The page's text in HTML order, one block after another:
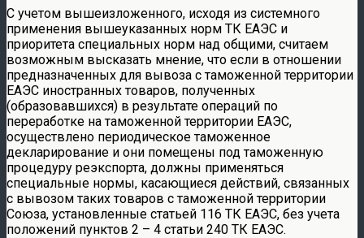
С учетом вышеизложенного, исходя из системного
применения вышеуказанных норм ТК ЕАЭС и
приоритета специальных норм над общими, считаем
возможным высказать мнение, что если в отношении
предназначенных для вывоза с таможенной территории
ЕАЭС иностранных товаров, полученных
(образовавшихся) в результате операций по
переработке на таможенной территории ЕАЭС,
осуществлено периодическое таможенное
декларирование и они помещены под таможенную
процедуру реэкспорта, должны применяться
специальные нормы, касающиеся действий, связанных
с вывозом таких товаров с таможенной территории
Союза, установленные статьей 116 ТК ЕАЭС, без учета
положений пунктов 2 – 4 статьи 240 ТК ЕАЭС.